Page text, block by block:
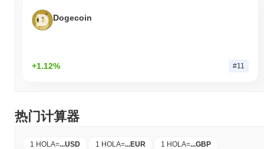
Dogecoin
+1.12% #11
热门计算器
1 HOLA=...USD 1 HOLA=...EUR 1 HOLA=...GBP